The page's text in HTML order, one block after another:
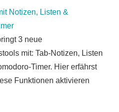
Notizen, Listen &
3 neue
mit: Tab-Notizen, Listen
Timer. Hier erfährst
Funktionen aktivieren